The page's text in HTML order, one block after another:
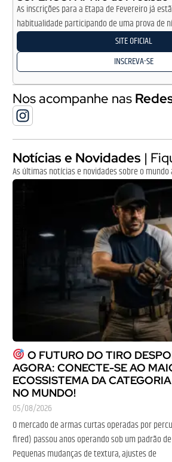
As inscrições para a Etapa de Fevereiro já
habitualidade participando de uma prova de
SITE OFICIAL
INSCREVA-SE
Nos acompanhe nas
Notícias e Novidades |
As últimas notícias e novidades sobre o
O FUTURO DO TIRO
AGORA: CONECTE-SE AO
ECOSSISTEMA DA
NO MUNDO!
05/08/2026
O mercado de armas curtas operadas por
fired) passou anos operando sob um padrão
Pequenas mudanças de textura, ajustes de